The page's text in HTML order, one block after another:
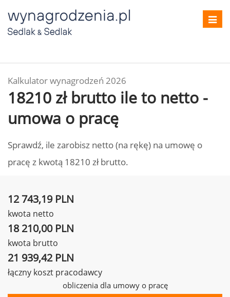
Kalkulator wynagrodzeń 2026
18210 zł brutto ile to netto -
umowa o pracę
Sprawdź, ile zarobisz netto (na rękę) na umowę o
pracę z kwotą 18210 zł brutto.
12 743,19 PLN
kwota netto
18 210,00 PLN
kwota brutto
21 939,42 PLN
łączny koszt pracodawcy
obliczenia dla umowy o pracę